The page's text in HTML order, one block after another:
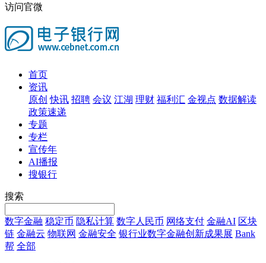
访问官微
首页
资讯
原创 快讯 招聘 会议 江湖 理财 福利汇 金视点 数据解读
政策速递
专题
专栏
宣传年
AI播报
搜银行
搜索
数字金融 稳定币 隐私计算 数字人民币 网络支付 金融AI 区块
链 金融云 物联网 金融安全 银行业数字金融创新成果展 Bank
帮 全部